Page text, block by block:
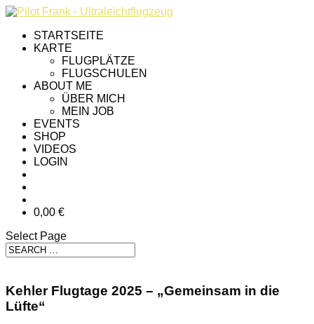
STARTSEITE
KARTE
FLUGPLÄTZE
FLUGSCHULEN
ABOUT ME
ÜBER MICH
MEIN JOB
EVENTS
SHOP
VIDEOS
LOGIN
0,00 €
Select Page
Kehler Flugtage 2025 – „Gemeinsam in die
Lüfte“